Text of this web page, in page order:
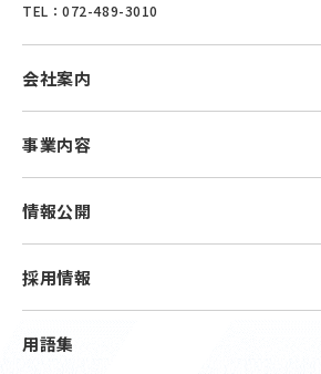
TEL：072-489-3010
会社案内
事業内容
情報公開
採用情報
用語集